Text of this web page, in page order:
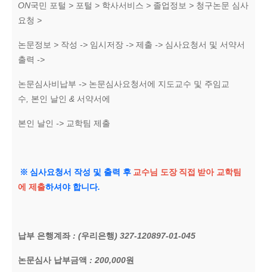
ON국민 포털 > 포털 > 학사서비스 > 졸업정보 > 청구논문 심사
요청 >
논문정보 > 작성 -> 임시저장 -> 제출 -> 심사요청서 및 서약서
출력 ->
논문심사비납부 -> 논문심사요청서에 지도교수 및 주임교
수
본인 날인 & 서약서에
본인 날인 -> 교학팀 제출
※ 심사요청서 작성 및 출력 후 교수님 도장 직접 받아 교학팀
에 제출하셔야 합니다.
납부 은행계좌: (우리은행) 327-120897-01-045
논문심사 납부금액 : 200,000원